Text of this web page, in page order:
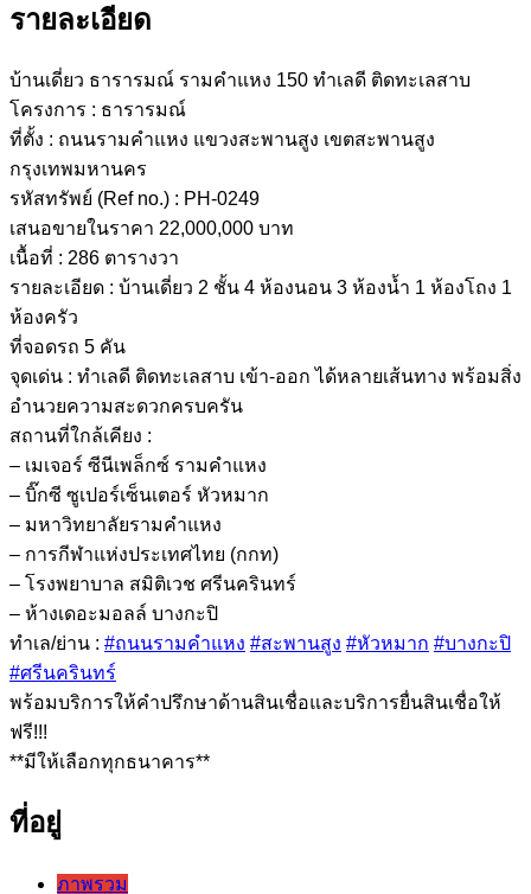
รายละเอียด
บ้านเดี่ยว ธารารมณ์ รามคำแหง 150 ทำเลดี ติดทะเลสาบ
โครงการ : ธารารมณ์
ที่ตั้ง : ถนนรามคำแหง แขวงสะพานสูง เขตสะพานสูง
กรุงเทพมหานคร
รหัสทรัพย์ (Ref no.) : PH-0249
เสนอขายในราคา 22,000,000 บาท
เนื้อที่ : 286 ตารางวา
รายละเอียด : บ้านเดี่ยว 2 ชั้น 4 ห้องนอน 3 ห้องน้ำ 1 ห้องโถง 1
ห้องครัว
ที่จอดรถ 5 คัน
จุดเด่น : ทำเลดี ติดทะเลสาบ เข้า-ออก ได้หลายเส้นทาง พร้อมสิ่ง
อำนวยความสะดวกครบครัน
สถานที่ใกล้เคียง :
– เมเจอร์ ซีนีเพล็กซ์ รามคำแหง
– บิ๊กซี ซูเปอร์เซ็นเตอร์ หัวหมาก
– มหาวิทยาลัยรามคำแหง
– การกีฬาแห่งประเทศไทย (กกท)
– โรงพยาบาล สมิติเวช ศรีนครินทร์
– ห้างเดอะมอลล์ บางกะปิ
ทำเล/ย่าน : #ถนนรามคำแหง #สะพานสูง #หัวหมาก #บางกะปิ
#ศรีนครินทร์
พร้อมบริการให้คำปรึกษาด้านสินเชื่อและบริการยื่นสินเชื่อให้
ฟรี!!!
**มีให้เลือกทุกธนาคาร**
ที่อยู่
ภาพรวม